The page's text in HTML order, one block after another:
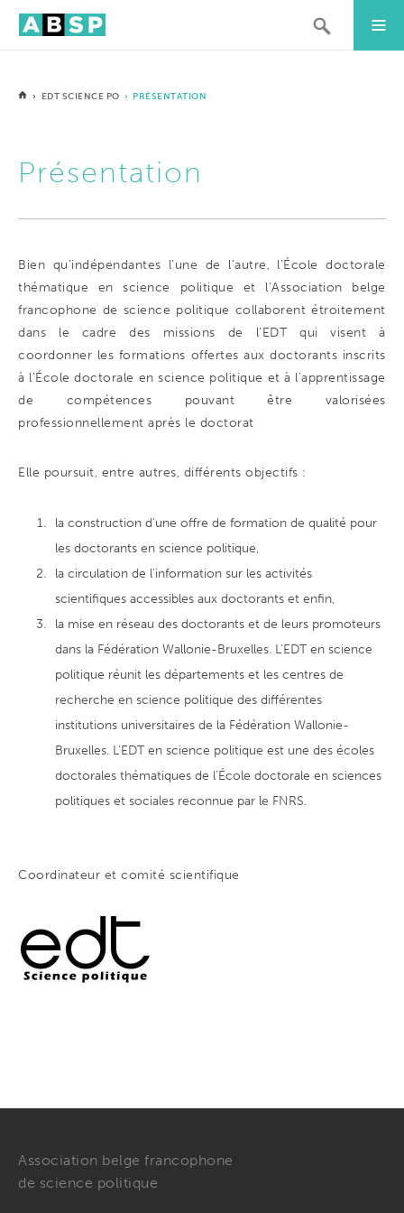
› EDT SCIENCE PO › PRÉSENTATION
Présentation
Bien qu’indépendantes l’une de l’autre, l’École doctorale
thématique en science politique et l’Association belge
francophone de science politique collaborent étroitement
dans le cadre des missions de l’EDT qui visent à
coordonner les formations offertes aux doctorants inscrits
à l’École doctorale en science politique et à l’apprentissage
de compétences pouvant être valorisées
professionnellement après le doctorat
Elle poursuit, entre autres, différents objectifs :
la construction d’une offre de formation de qualité pour
les doctorants en science politique,
la circulation de l’information sur les activités
scientifiques accessibles aux doctorants et enfin,
la mise en réseau des doctorants et de leurs promoteurs
dans la Fédération Wallonie-Bruxelles. L’EDT en science
politique réunit les départements et les centres de
recherche en science politique des différentes
institutions universitaires de la Fédération Wallonie-
Bruxelles. L’EDT en science politique est une des écoles
doctorales thématiques de l’École doctorale en sciences
politiques et sociales reconnue par le FNRS.
Coordinateur et comité scientifique
Association belge francophone
de science politique